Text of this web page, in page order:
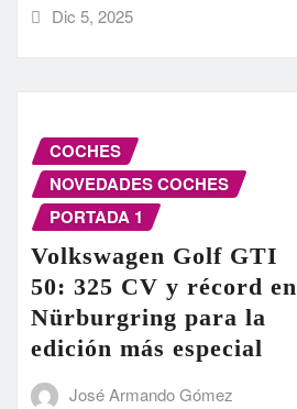
Dic 5, 2025
COCHES
NOVEDADES COCHES
PORTADA 1
Volkswagen Golf GTI
50: 325 CV y récord en
Nürburgring para la
edición más especial
José Armando Gómez